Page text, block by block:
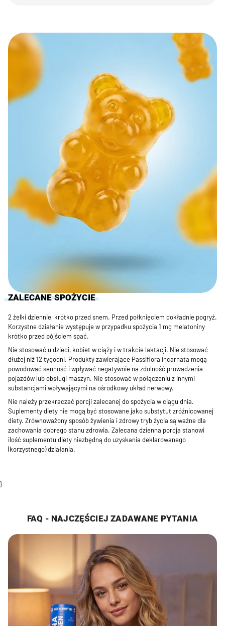
ZALECANE SPOŻYCIE
2 żelki dziennie, krótko przed snem. Przed połknięciem dokładnie pogryź.
Korzystne działanie występuje w przypadku spożycia 1 mg melatoniny
krótko przed pójściem spać.
Nie stosować u dzieci, kobiet w ciąży i w trakcie laktacji. Nie stosować
dłużej niż 12 tygodni. Produkty zawierające Passiflora incarnata mogą
powodować senność i wpływać negatywnie na zdolność prowadzenia
pojazdów lub obsługi maszyn. Nie stosować w połączeniu z innymi
substancjami wpływającymi na ośrodkowy układ nerwowy.
Nie należy przekraczać porcji zalecanej do spożycia w ciągu dnia.
Suplementy diety nie mogą być stosowane jako substytut zróżnicowanej
diety. Zrównoważony sposób żywienia i zdrowy tryb życia są ważne dla
zachowania dobrego stanu zdrowia. Zalecana dzienna porcja stanowi
ilość suplementu diety niezbędną do uzyskania deklarowanego
(korzystnego) działania.
}
FAQ - NAJCZĘŚCIEJ ZADAWANE PYTANIA